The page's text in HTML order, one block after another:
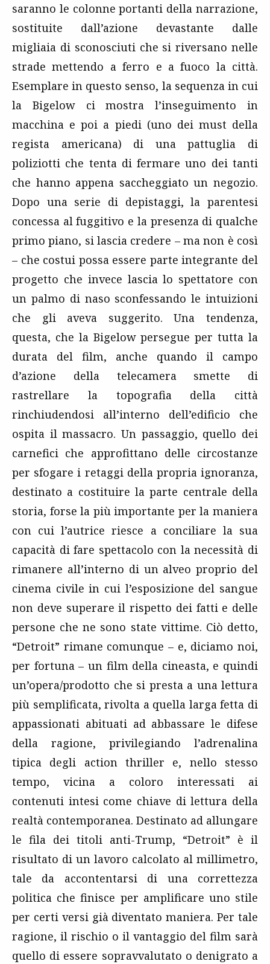
saranno le colonne portanti della narrazione,
sostituite dall’azione devastante dalle
migliaia di sconosciuti che si riversano nelle
strade mettendo a ferro e a fuoco la città.
Esemplare in questo senso, la sequenza in cui
la Bigelow ci mostra l’inseguimento in
macchina e poi a piedi (uno dei must della
regista americana) di una pattuglia di
poliziotti che tenta di fermare uno dei tanti
che hanno appena saccheggiato un negozio.
Dopo una serie di depistaggi, la parentesi
concessa al fuggitivo e la presenza di qualche
primo piano, si lascia credere – ma non è così
– che costui possa essere parte integrante del
progetto che invece lascia lo spettatore con
un palmo di naso sconfessando le intuizioni
che gli aveva suggerito. Una tendenza,
questa, che la Bigelow persegue per tutta la
durata del film, anche quando il campo
d’azione della telecamera smette di
rastrellare la topografia della città
rinchiudendosi all’interno dell’edificio che
ospita il massacro. Un passaggio, quello dei
carnefici che approfittano delle circostanze
per sfogare i retaggi della propria ignoranza,
destinato a costituire la parte centrale della
storia, forse la più importante per la maniera
con cui l’autrice riesce a conciliare la sua
capacità di fare spettacolo con la necessità di
rimanere all’interno di un alveo proprio del
cinema civile in cui l’esposizione del sangue
non deve superare il rispetto dei fatti e delle
persone che ne sono state vittime. Ciò detto,
“Detroit” rimane comunque – e, diciamo noi,
per fortuna – un film della cineasta, e quindi
un’opera/prodotto che si presta a una lettura
più semplificata, rivolta a quella larga fetta di
appassionati abituati ad abbassare le difese
della ragione, privilegiando l’adrenalina
tipica degli action thriller e, nello stesso
tempo, vicina a coloro interessati ai
contenuti intesi come chiave di lettura della
realtà contemporanea. Destinato ad allungare
le fila dei titoli anti-Trump, “Detroit” è il
risultato di un lavoro calcolato al millimetro,
tale da accontentarsi di una correttezza
politica che finisce per amplificare uno stile
per certi versi già diventato maniera. Per tale
ragione, il rischio o il vantaggio del film sarà
quello di essere sopravvalutato o denigrato a